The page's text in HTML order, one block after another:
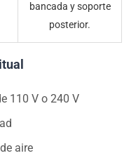
bancada y soporte
posterior.
110 V o 240 V
aire